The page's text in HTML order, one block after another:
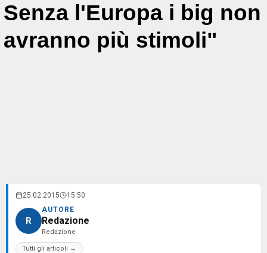
Senza l'Europa i big non
avranno più stimoli"
25.02.2015 15:50
R
AUTORE
Redazione
Redazione
Tutti gli articoli →